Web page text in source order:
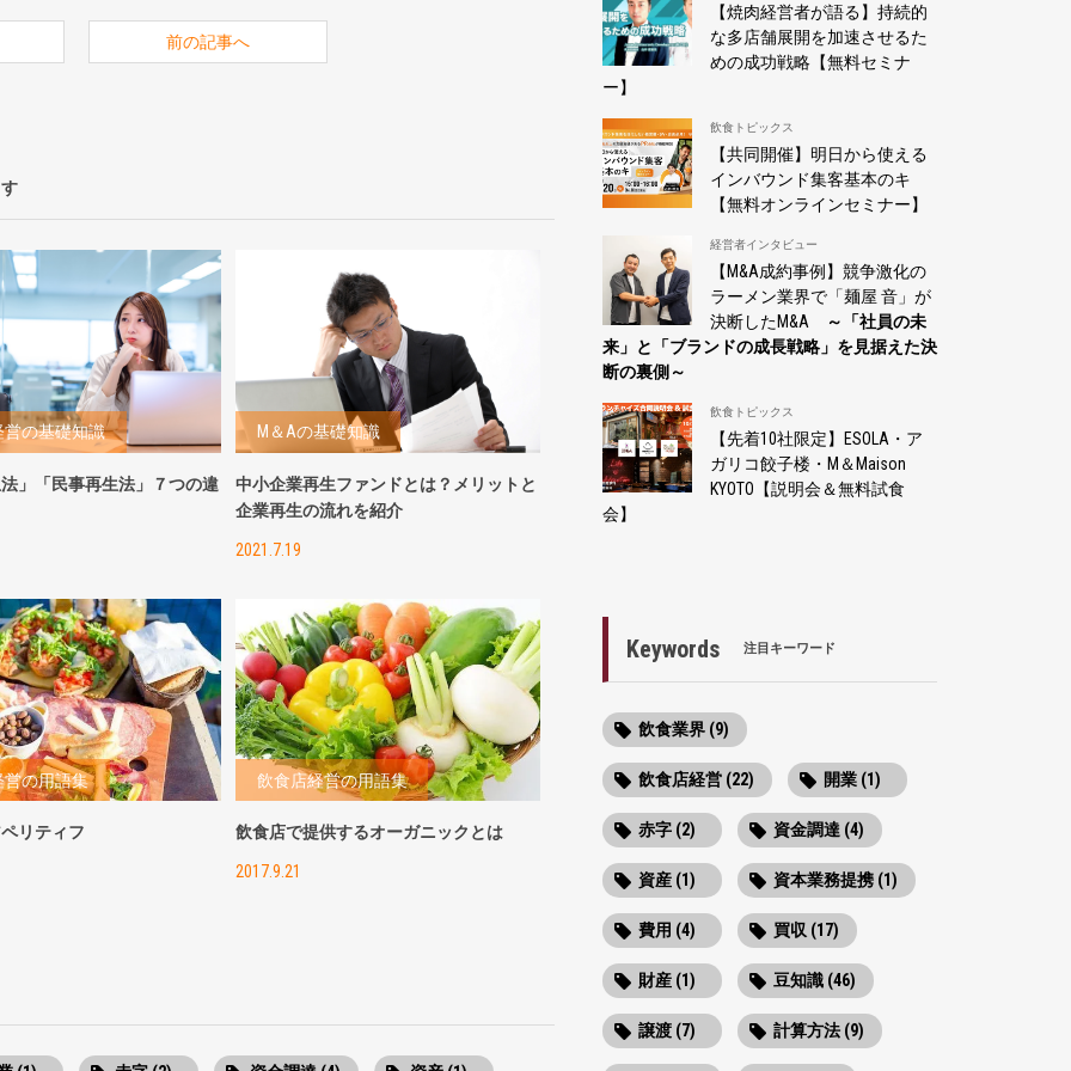
前の記事へ
営の基礎知識
」「民事再生法」７つの違
M＆Aの基礎知識
中小企業再生ファンドとは？メリットと
企業再生の流れを紹介
2021.7.19
営の用語集
リティフ
飲食店経営の用語集
飲食店で提供するオーガニックとは
2017.9.21
【焼肉経営者が語る】持続的
な多店舗展開を加速させるた
めの成功戦略【無料セミナ
ー】
飲食トピックス
【共同開催】明日から使える
インバウンド集客基本のキ
【無料オンラインセミナー】
経営者インタビュー
【M&A成約事例】競争激化の
ラーメン業界で「麺屋 音」が
決断したM&A
～「社員の未
来」と「ブランドの成長戦略」を見据えた決
断の裏側～
飲食トピックス
【先着10社限定】ESOLA・ア
ガリコ餃子楼・M＆Maison
KYOTO【説明会＆無料試食
会】
Keywords 注目キーワード
飲食業界 (9)
飲食店経営 (22) 開業 (1)
赤字 (2) 資金調達 (4)
資産 (1) 資本業務提携 (1)
費用 (4) 買収 (17)
財産 (1) 豆知識 (46)
譲渡 (7) 計算方法 (9)